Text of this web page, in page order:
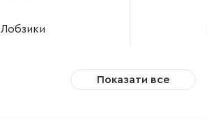
Лобзики
Показати все